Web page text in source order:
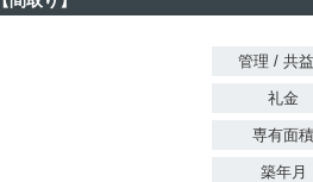
管理 / 共
礼金
専有面積
築年月